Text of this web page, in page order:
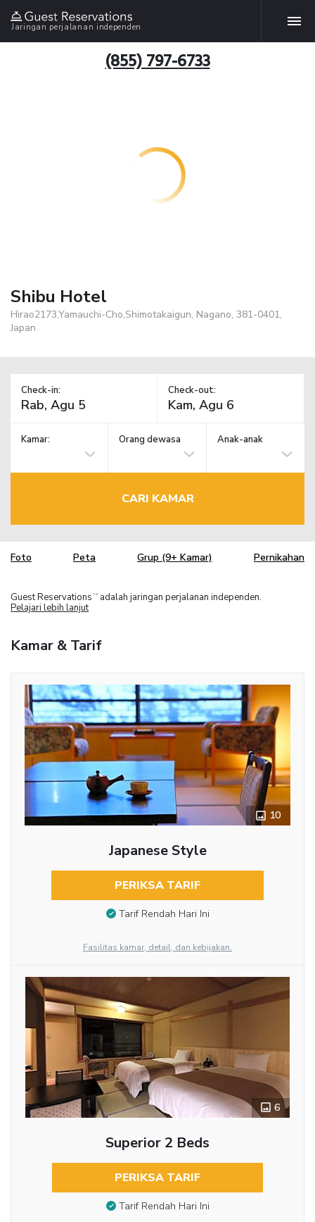
Jaringan perjalanan independen
(855) 797-6733
Shibu Hotel
Hirao2173,Yamauchi-Cho,Shimotakaigun, Nagano, 381-0401,
Japan
Check-in: Check-out:
Kamar: Orang dewasa Anak-anak
CARI KAMAR
Foto Peta Grup (9+ Kamar) Pernikahan
Guest Reservations TM
adalah jaringan perjalanan independen.
Pelajari lebih lanjut
Kamar & Tarif
10
Japanese Style
PERIKSA TARIF
Tarif Rendah Hari Ini
Fasilitas kamar, detail, dan kebijakan.
6
Superior 2 Beds
PERIKSA TARIF
Tarif Rendah Hari Ini